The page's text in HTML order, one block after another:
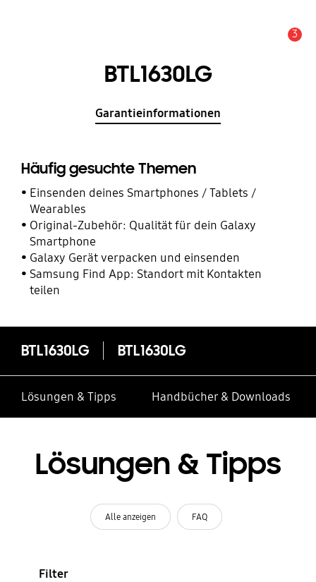
3
BTL1630LG
Garantieinformationen
Häufig gesuchte Themen
Einsenden deines Smartphones / Tablets /
Wearables
Original-Zubehör: Qualität für dein Galaxy
Smartphone
Galaxy Gerät verpacken und einsenden
Samsung Find App: Standort mit Kontakten
teilen
BTL1630LG BTL1630LG
Lösungen & Tipps Handbücher & Downloads
Lösungen & Tipps
Alle anzeigen FAQ
Filter